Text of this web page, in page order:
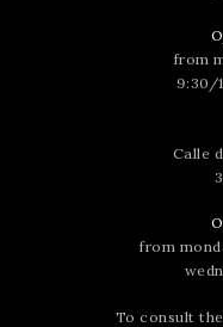
from
9:30/
Calle
from
To consult